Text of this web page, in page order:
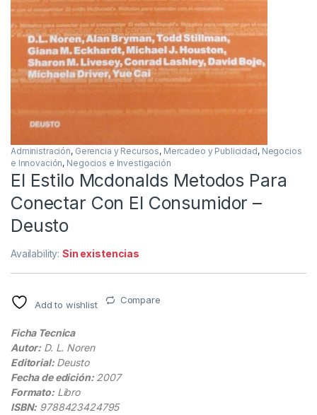
Administración, Gerencia y Recursos, Mercadeo y Publicidad, Negocios
e Innovación, Negocios e Investigación
El Estilo Mcdonalds Metodos Para
Conectar Con El Consumidor –
Deusto
Availability:Sin existencias
Add to wishlist Compare
Ficha Tecnica
Autor: D. L. Noren
Editorial:Deusto
Fecha de edición:2007
Formato:Libro
ISBN: 9788423424795